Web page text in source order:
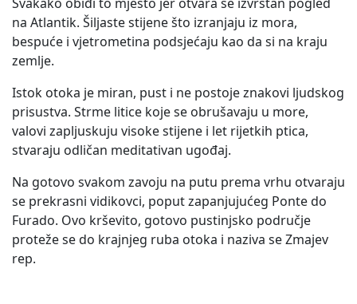
na Atlantik. Šiljaste stijene što izranjaju iz mora,
bespuće i vjetrometina podsjećaju kao da si na kraju
zemlje.
Istok otoka je miran, pust i ne postoje znakovi ljudskog
prisustva. Strme litice koje se obrušavaju u more,
valovi zapljuskuju visoke stijene i let rijetkih ptica,
stvaraju odličan meditativan ugođaj.
Na gotovo svakom zavoju na putu prema vrhu otvaraju
se prekrasni vidikovci, poput zapanjujućeg Ponte do
Furado. Ovo krševito, gotovo pustinjsko područje
proteže se do krajnjeg ruba otoka i naziva se Zmajev
rep.